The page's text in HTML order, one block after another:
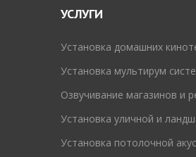
УСЛУГИ
Установка домашних
Установка мультирум
Озвучивание магазинов и
Установка уличной и
Установка потолочной